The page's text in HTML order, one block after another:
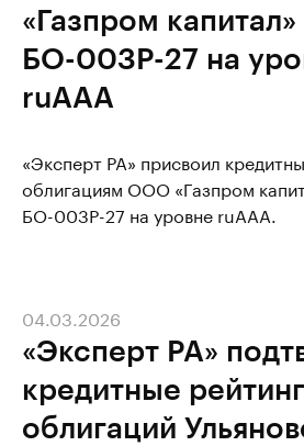
«Газпром
БО-003Р-27 на
ruAAA
«Эксперт РА» присвоил
облигациям ООО «Газпром
БО-003Р-27 на уровне ruAAA.
«Эксперт РА»
кредитные
облигаций
04.03.2026